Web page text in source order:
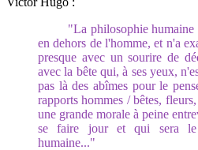
"La philosophie humaine
en dehors de l'homme, et n'a
presque avec un sourire de
avec la bête qui, à ses yeux,
pas là des abîmes pour le
rapports hommes / bêtes,
une grande morale à peine
se faire jour et qui sera le
humaine..."